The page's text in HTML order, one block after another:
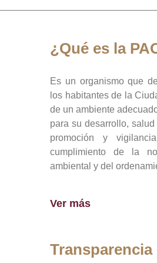
¿Qué es la
Es un organismo que
los habitantes de la
de un ambiente
para su desarrollo,
promoción y
cumplimiento de la
ambiental y del
Ver más